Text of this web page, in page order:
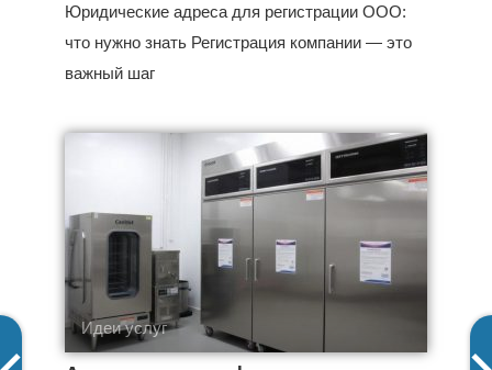
Юридические адреса для регистрации ООО:
что нужно знать Регистрация компании — это
важный шаг
Идеи услуг